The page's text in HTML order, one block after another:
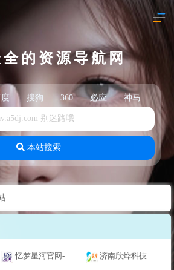
的资源导航网
搜狗 360 必应 神马 头
本站搜索
忆梦星河官网-数控编程系统 济南欣烨科技有限公司